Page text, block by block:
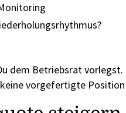
dem Betriebsrat vorlegst.
vorgefertigte